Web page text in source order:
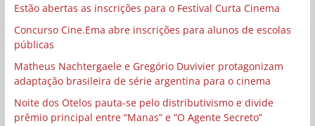
Estão abertas as inscrições para o Festival Curta Cinema
Concurso Cine.Ema abre inscrições para alunos de escolas
públicas
Matheus Nachtergaele e Gregório Duvivier protagonizam
adaptação brasileira de série argentina para o cinema
Noite dos Otelos pauta-se pelo distributivismo e divide
prêmio principal entre “Manas” e “O Agente Secreto”